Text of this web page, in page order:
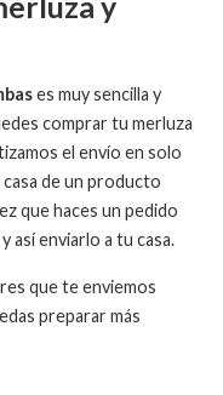
es muy sencilla y
comprar tu merluza
el envío en solo
de un producto
que haces un pedido
así enviarlo a tu casa.
que te enviemos
preparar más